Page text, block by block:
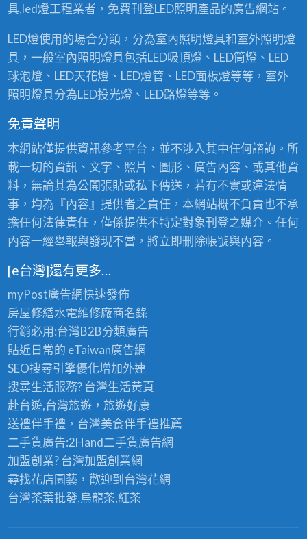
具,led燈工程業者，免費刊登LED照明產品的廣告網站。
LED燈使用的場合分類，分為室內照明燈具和室外照明燈
具，一般室內照明燈具包括LED吸頂燈、LED筒燈、LED
球泡燈、LED天花燈、LED燈管、LED面板燈等等，室外
照明燈具分為LED投光燈、LED路燈等等。
免責聲明
本網站僅提供資訊參考平台，並不涉入其中任何諮詢。所
載一切的資訊、文字、照片、圖形、廣告內容、或其他資
料，無論其為公開張貼或私下傳送，若有不實或違法情
事，均為『內容』提供者之責任，本網站概不負責也不承
擔任何法律責任，僅係提供不特定對象刊登之媒介。任何
內容一經舉報與發現不當，將立即刪除帳號與內容。
[e台灣]還有更多…
myPost廣告網快速發佈
房屋修繕水電維修廠商名錄
行銷必用:台灣B2B分類廣告
貼近日常的 eTaiwan廣告網
SEO搜尋引擎優化增加外連
搜尋生活服務? 台灣生活黃頁
赴台遊,台灣旅遊，旅遊好康
送禮伴手禮，台灣美食伴手禮推薦
二手貨廣告:2Hand二手貨廣告網
加盟創業? 台灣加盟創業網
尋找花店園藝，歡迎到 台灣花網
台灣茶葉批發,烏龍茶,紅茶